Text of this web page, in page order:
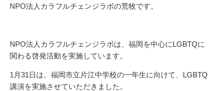
NPO法人カラフルチェンジラボの荒牧です。
NPO法人カラフルチェンジラボは、福岡を中心にLGBTQに
関わる啓発活動を実施しています。
1月31日は、福岡市立片江中学校の一年生に向けて、LGBTQ
講演を実施させていただきました。